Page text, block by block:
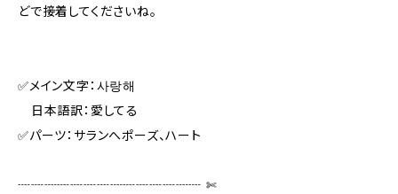
どで接着してくださいね。
✅メイン文字：사랑해
日本語訳：愛してる
✅パーツ：サランへポーズ、ハート
┈┈┈┈┈┈┈┈┈┈┈┈┈┈ ✄‬‬